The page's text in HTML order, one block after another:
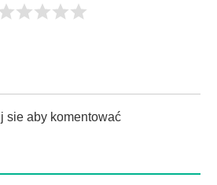
sie aby komentować